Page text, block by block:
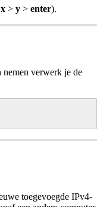
x > y > enter).
verwerk je de
toegevoegde IPv4-